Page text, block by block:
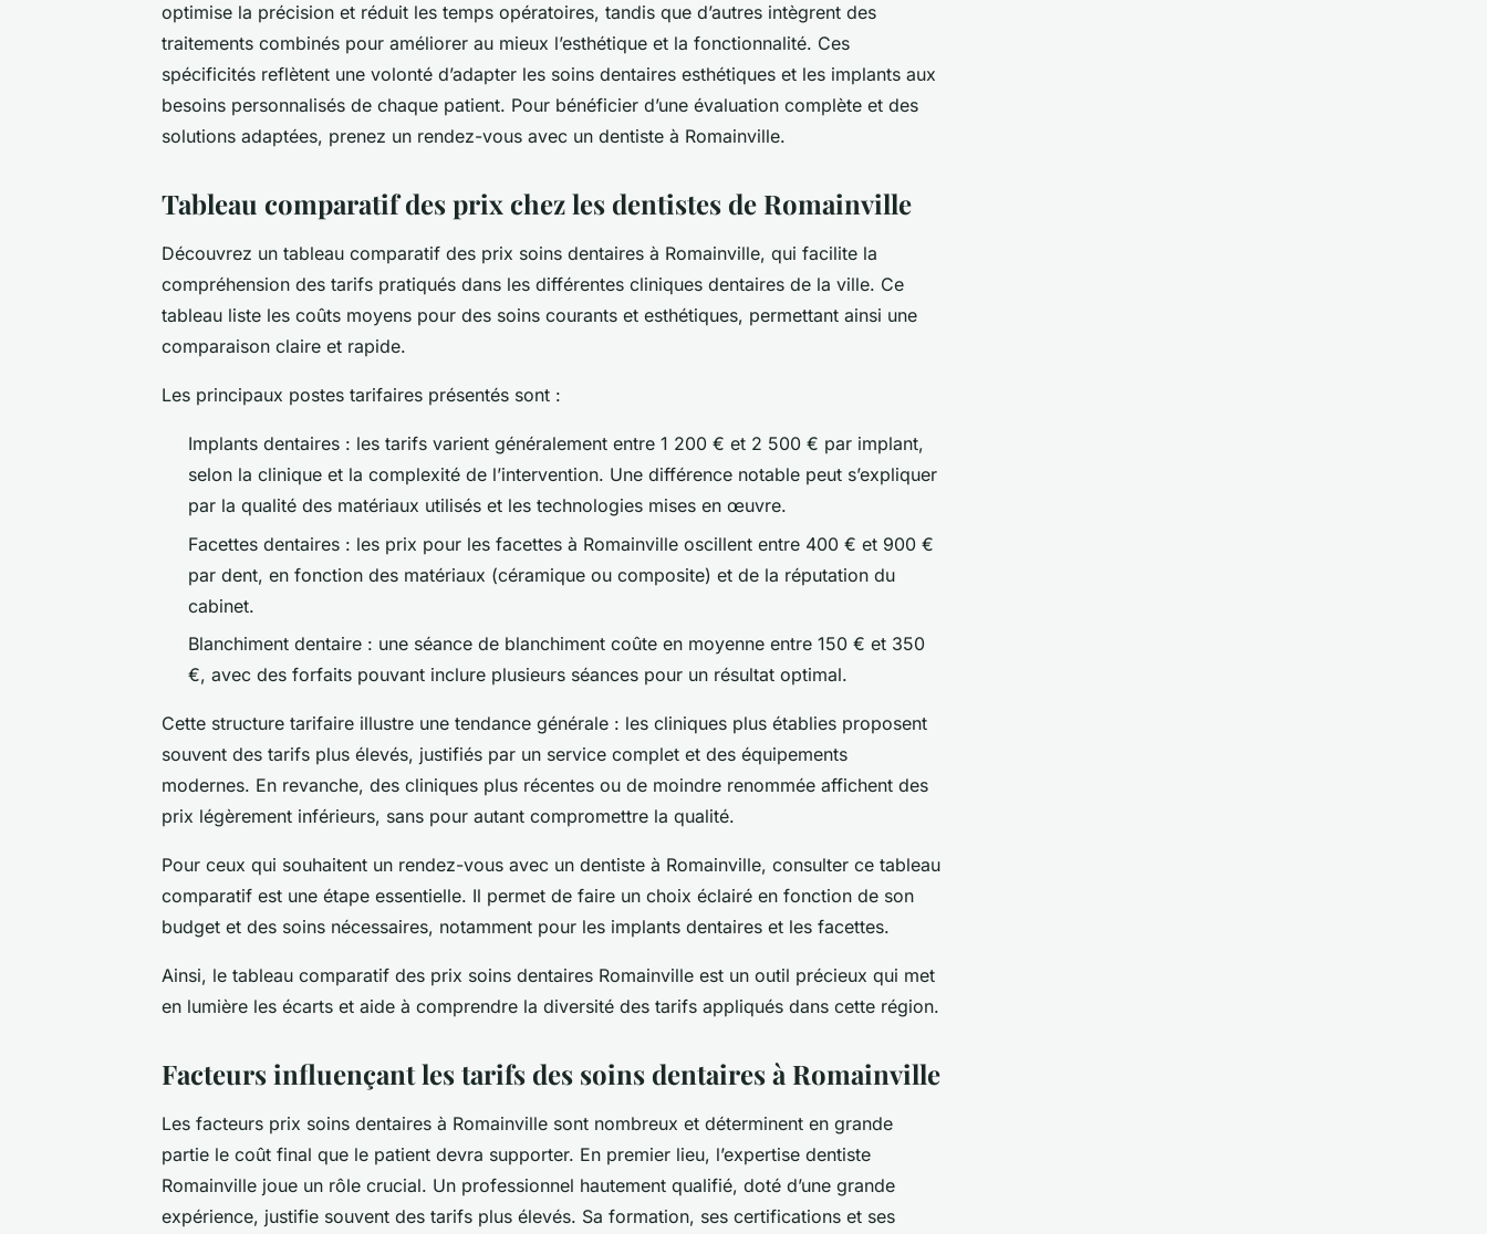
optimise la précision et réduit les temps opératoires, tandis que d’autres intègrent des
traitements combinés pour améliorer au mieux l’esthétique et la fonctionnalité. Ces
spécificités reflètent une volonté d’adapter les soins dentaires esthétiques et les implants aux
besoins personnalisés de chaque patient. Pour bénéficier d’une évaluation complète et des
solutions adaptées, prenez un rendez-vous avec un dentiste à Romainville.
Tableau comparatif des prix chez les dentistes de Romainville
Découvrez un tableau comparatif des prix soins dentaires à Romainville, qui facilite la
compréhension des tarifs pratiqués dans les différentes cliniques dentaires de la ville. Ce
tableau liste les coûts moyens pour des soins courants et esthétiques, permettant ainsi une
comparaison claire et rapide.
Les principaux postes tarifaires présentés sont :
Implants dentaires : les tarifs varient généralement entre 1 200 € et 2 500 € par implant,
selon la clinique et la complexité de l’intervention. Une différence notable peut s’expliquer
par la qualité des matériaux utilisés et les technologies mises en œuvre.
Facettes dentaires : les prix pour les facettes à Romainville oscillent entre 400 € et 900 €
par dent, en fonction des matériaux (céramique ou composite) et de la réputation du
cabinet.
Blanchiment dentaire : une séance de blanchiment coûte en moyenne entre 150 € et 350
€, avec des forfaits pouvant inclure plusieurs séances pour un résultat optimal.
Cette structure tarifaire illustre une tendance générale : les cliniques plus établies proposent
souvent des tarifs plus élevés, justifiés par un service complet et des équipements
modernes. En revanche, des cliniques plus récentes ou de moindre renommée affichent des
prix légèrement inférieurs, sans pour autant compromettre la qualité.
Pour ceux qui souhaitent un rendez-vous avec un dentiste à Romainville, consulter ce tableau
comparatif est une étape essentielle. Il permet de faire un choix éclairé en fonction de son
budget et des soins nécessaires, notamment pour les implants dentaires et les facettes.
Ainsi, le tableau comparatif des prix soins dentaires Romainville est un outil précieux qui met
en lumière les écarts et aide à comprendre la diversité des tarifs appliqués dans cette région.
Facteurs influençant les tarifs des soins dentaires à Romainville
Les facteurs prix soins dentaires à Romainville sont nombreux et déterminent en grande
partie le coût final que le patient devra supporter. En premier lieu, l’expertise dentiste
Romainville joue un rôle crucial. Un professionnel hautement qualifié, doté d’une grande
expérience, justifie souvent des tarifs plus élevés. Sa formation, ses certifications et ses